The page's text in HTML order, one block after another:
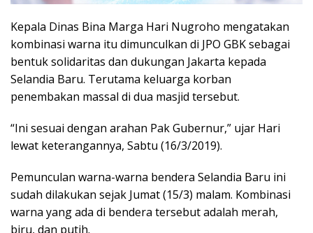
Kepala Dinas Bina Marga Hari Nugroho mengatakan
kombinasi warna itu dimunculkan di JPO GBK sebagai
bentuk solidaritas dan dukungan Jakarta kepada
Selandia Baru. Terutama keluarga korban
penembakan massal di dua masjid tersebut.
“Ini sesuai dengan arahan Pak Gubernur,” ujar Hari
lewat keterangannya, Sabtu (16/3/2019).
Pemunculan warna-warna bendera Selandia Baru ini
sudah dilakukan sejak Jumat (15/3) malam. Kombinasi
warna yang ada di bendera tersebut adalah merah,
biru, dan putih.